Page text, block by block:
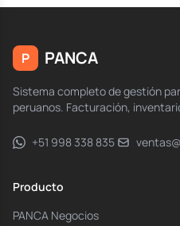
P PANCA
Sistema completo de gestión
peruanos. Facturación,
+51 998 338 835
Producto
PANCA Negocios